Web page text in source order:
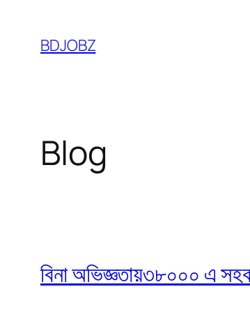
content
BDJOBZ
Blog
বিনা অভিজ্ঞতায়৩৮০০০ এ